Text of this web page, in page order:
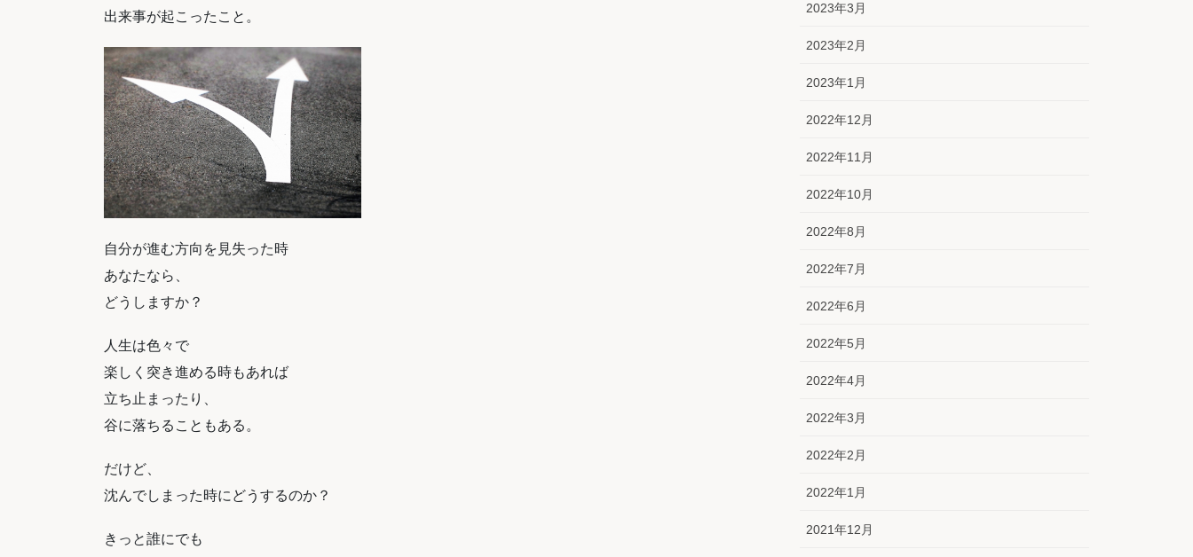
出来事が起こったこと。
自分が進む方向を見失った時
あなたなら、
どうしますか？
人生は色々で
楽しく突き進める時もあれば
立ち止まったり、
谷に落ちることもある。
だけど、
沈んでしまった時にどうするのか？
きっと誰にでも
2023年3月
2023年2月
2023年1月
2022年12月
2022年11月
2022年10月
2022年8月
2022年7月
2022年6月
2022年5月
2022年4月
2022年3月
2022年2月
2022年1月
2021年12月